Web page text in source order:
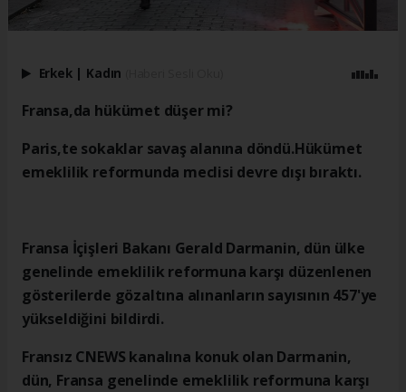
Erkek | Kadın
Fransa,da hükümet düşer mi?
Paris,te sokaklar savaş alanına döndü.Hükümet
emeklilik reformunda meclisi devre dışı bıraktı.
Fransa İçişleri Bakanı Gerald Darmanin, dün ülke
genelinde emeklilik reformuna karşı düzenlenen
gösterilerde gözaltına alınanların sayısının 457'ye
yükseldiğini bildirdi.
Fransız CNEWS kanalına konuk olan Darmanin,
dün, Fransa genelinde emeklilik reformuna karşı